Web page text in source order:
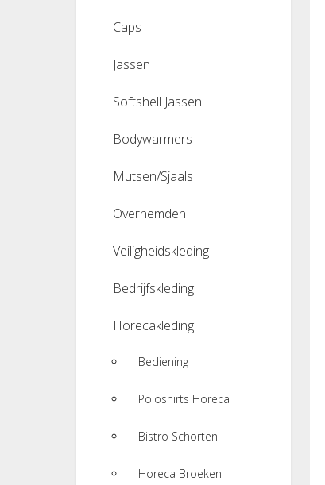
Caps
Jassen
Softshell Jassen
Bodywarmers
Mutsen/Sjaals
Overhemden
Veiligheidskleding
Bedrijfskleding
Horecakleding
Bediening
Poloshirts Horeca
Bistro Schorten
Horeca Broeken